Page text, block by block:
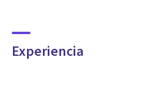
Experiencia